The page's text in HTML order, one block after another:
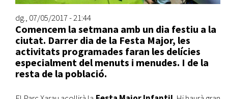
dg., 07/05/2017 - 21:44
Comencem la setmana amb un dia festiu a la
ciutat. Darrer dia de la Festa Major, les
activitats programades faran les delícies
especialment del menuts i menudes. I de la
resta de la població.